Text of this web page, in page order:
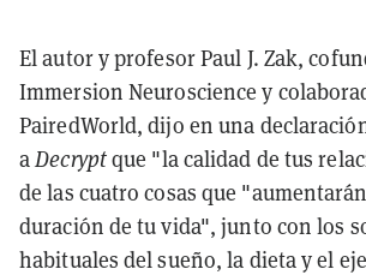
El autor y profesor Paul J. Zak,
Immersion Neuroscience y
PairedWorld, dijo en una
aDecryptque "la calidad de tus
de las cuatro cosas que
duración de tu vida", junto con los
habituales del sueño, la dieta y el